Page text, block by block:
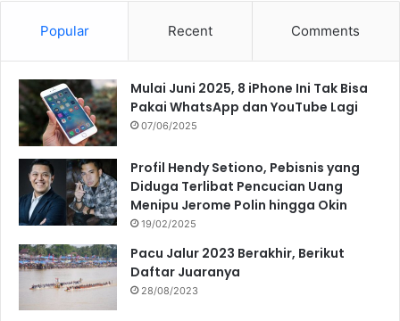
Popular Recent Comments
Mulai Juni 2025, 8 iPhone Ini Tak Bisa
Pakai WhatsApp dan YouTube Lagi
07/06/2025
Profil Hendy Setiono, Pebisnis yang
Diduga Terlibat Pencucian Uang
Menipu Jerome Polin hingga Okin
19/02/2025
Pacu Jalur 2023 Berakhir, Berikut
Daftar Juaranya
28/08/2023